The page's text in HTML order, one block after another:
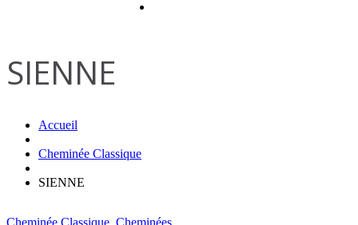
SIENNE
Accueil
Cheminée Classique
SIENNE